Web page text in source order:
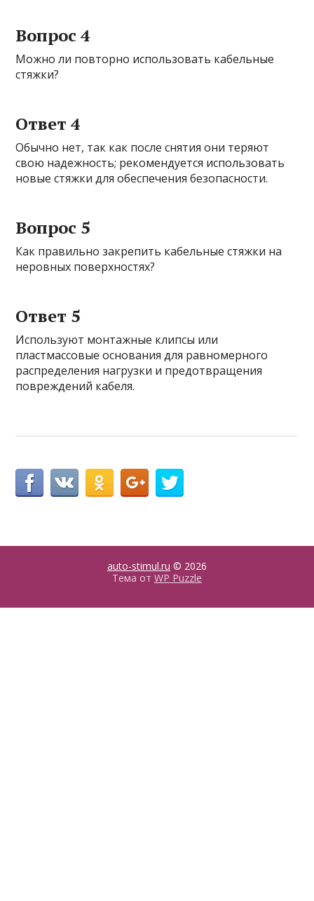
Вопрос 4
Можно ли повторно использовать кабельные
стяжки?
Ответ 4
Обычно нет, так как после снятия они теряют
свою надежность; рекомендуется использовать
новые стяжки для обеспечения безопасности.
Вопрос 5
Как правильно закрепить кабельные стяжки на
неровных поверхностях?
Ответ 5
Используют монтажные клипсы или
пластмассовые основания для равномерного
распределения нагрузки и предотвращения
повреждений кабеля.
auto-stimul.ru © 2026
Тема от WP Puzzle